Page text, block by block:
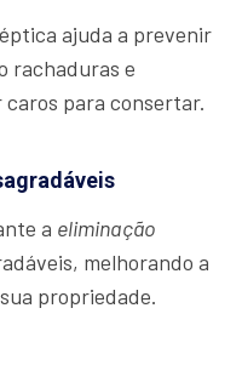
ajuda a prevenir
rachaduras e
para consertar.
a eliminação
melhorando a
propriedade.